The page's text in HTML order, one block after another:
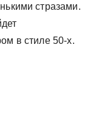
стразами.
в стиле 50-х.